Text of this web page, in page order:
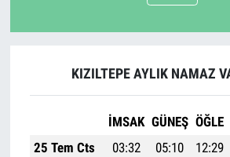
KIZILTEPE AYLIK NAMAZ
İMSAK GÜNEŞ ÖĞLE
25 Tem Cts
03:32 05:10 12:29